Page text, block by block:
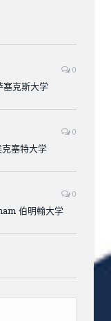
0
克斯大学
0
塞特大学
0
伯明翰大学